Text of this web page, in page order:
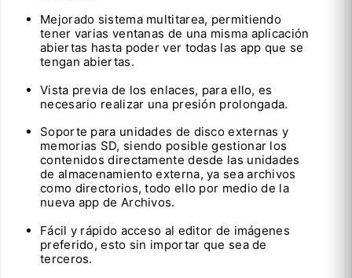
Mejorado sistema multitarea, permitiendo
tener varias ventanas de una misma aplicación
abiertas hasta poder ver todas las app que se
tengan abiertas.
Vista previa de los enlaces, para ello, es
necesario realizar una presión prolongada.
Soporte para unidades de disco externas y
memorias SD, siendo posible gestionar los
contenidos directamente desde las unidades
de almacenamiento externa, ya sea archivos
como directorios, todo ello por medio de la
nueva app de Archivos.
Fácil y rápido acceso al editor de imágenes
preferido, esto sin importar que sea de
terceros.